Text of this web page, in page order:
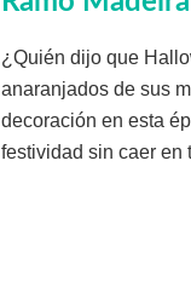
¿Quién dijo que
anaranjados de sus
decoración en esta
festividad sin caer en